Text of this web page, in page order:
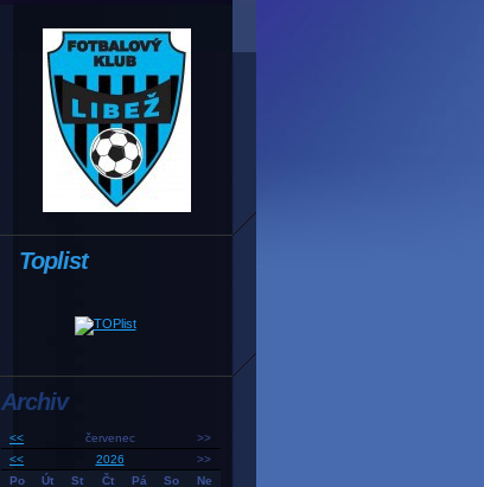
Toplist
Archiv
<< červenec
>>
<<
2026
>>
Po
Út St Čt Pá So Ne